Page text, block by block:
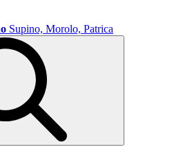
Supino, Morolo, Patrica